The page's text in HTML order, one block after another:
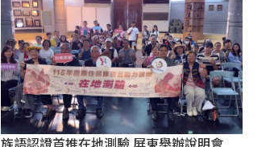
族語認證首推在地測驗 屏東舉辦說明會